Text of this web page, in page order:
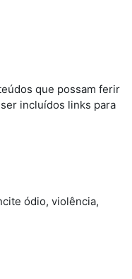
que possam ferir
incluídos links para
ódio, violência,